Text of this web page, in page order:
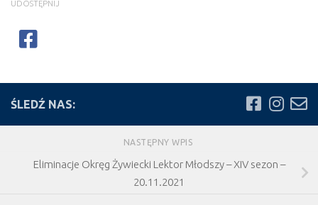
UDOSTĘPNIJ
ŚLEDŹ NAS:
NASTĘPNY WPIS
Eliminacje Okręg Żywiecki Lektor Młodszy – XIV sezon –
20.11.2021